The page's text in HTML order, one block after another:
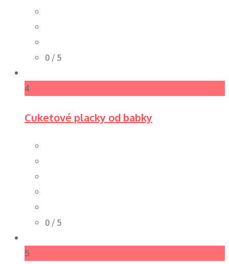
0 / 5
4
Cuketové placky od babky
0 / 5
5